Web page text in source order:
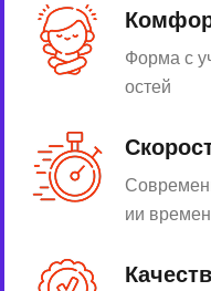
Форма с
остей
ии